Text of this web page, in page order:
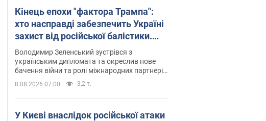
Кінець епохи "фактора Трампа":
хто насправді забезпечить Україні
захист від російської балістики.
Інтерв’ю з Безсмертним
Володимир Зеленський зустрівся з
українським дипломата та окреслив нове
бачення війни та ролі міжнародних партнерів
у боротьбі з Росією
8.08.2026 07:00 3,2 т.
У Києві внаслідок російської атаки